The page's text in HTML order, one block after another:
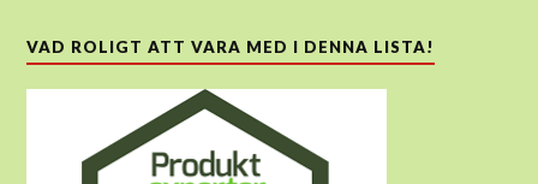
VAD ROLIGT ATT VARA MED I DENNA LISTA!